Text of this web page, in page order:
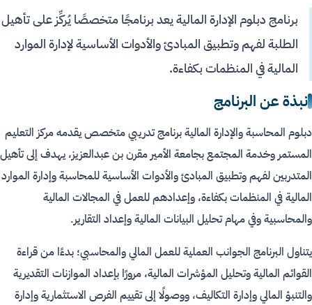
برنامج دبلوم الإدارة المالية يعد برنامجًا متخصصًا يُركِّز على تأهيل
الطلبة لفهم وتطبيق المبادئ والأدوات الأساسية لإدارة الموارد
المالية في المنظمات بكفاءة.
نبذة عن البرنامج
دبلوم المحاسبة والإدارة المالية برنامج تدريبي متخصص يقدمه مركز التعليم
المستمر وخدمة المجتمع بجامعة الأمير مقرن بن عبدالعزيز، يهدف إلى تأهيل
المتدربين لفهم وتطبيق المبادئ والأدوات الأساسية للمحاسبة وإدارة الموارد
المالية في المنظمات بكفاءة، وإعدادهم للعمل في المجالات المالية
والمحاسبية وفي مهام تحليل البيانات المالية وإعداد التقارير.
يتناول البرنامج الجوانب العملية للعمل المالي والمحاسبي؛ بدءًا من قراءة
القوائم المالية وتحليل المؤشرات المالية، مرورًا بإعداد الموازنات التقديرية
والتنبؤ المالي وإدارة التكاليف، ووصولًا إلى تقييم الفرص الاستثمارية وإدارة